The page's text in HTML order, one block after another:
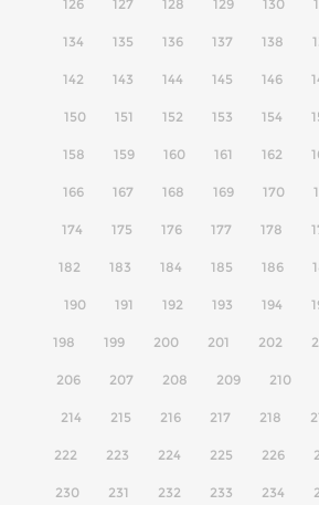
126 127 128 129 130
134 135 136 137 138
142 143 144 145 146
150 151 152 153 154
158 159 160 161 162
166 167 168 169 170
174 175 176 177 178
182 183 184 185 186
190 191 192 193 194
198 199 200 201 202
206 207 208 209 210
214 215 216 217 218
222 223 224 225 226
230 231 232 233 234